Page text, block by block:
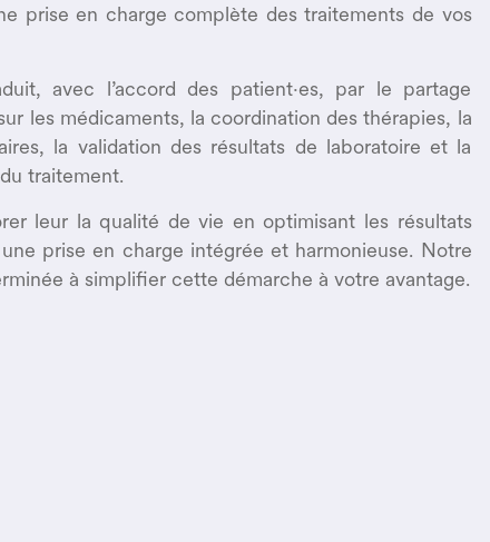
prise en charge complète des traitements de vos
avec l’accord des patient·es, par le partage
les médicaments, la coordination des thérapies, la
la validation des résultats de laboratoire et la
traitement.
leur la qualité de vie en optimisant les résultats
prise en charge intégrée et harmonieuse. Notre
à simplifier cette démarche à votre avantage.